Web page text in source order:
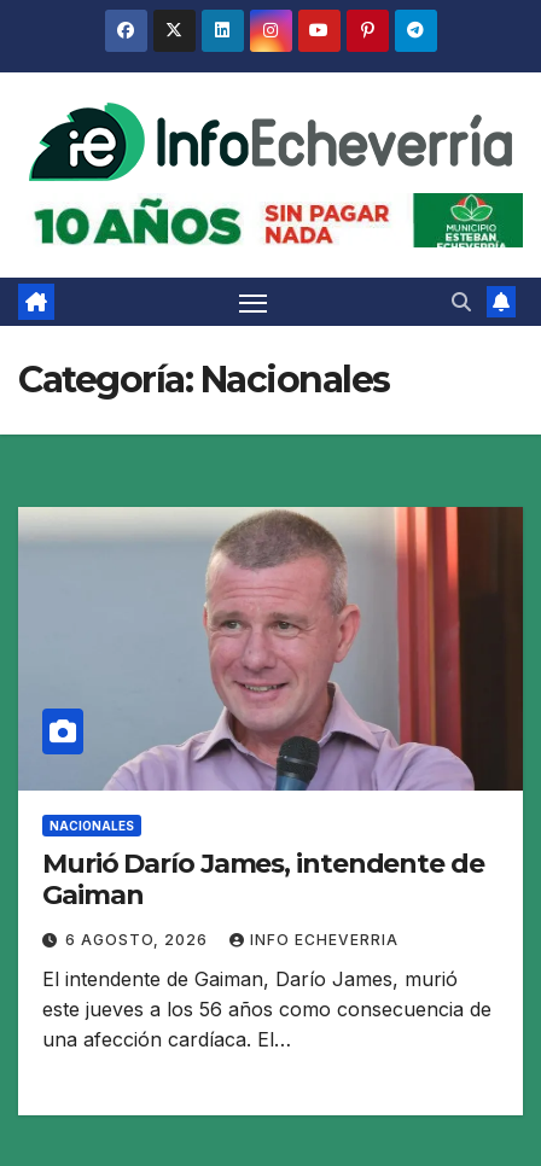
Categoría: Nacionales
NACIONALES
Murió Darío James, intendente de
Gaiman
6 AGOSTO, 2026 INFO ECHEVERRIA
El intendente de Gaiman, Darío James, murió
este jueves a los 56 años como consecuencia de
una afección cardíaca. El…